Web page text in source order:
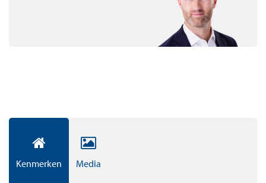
circa 55 m² woonplezier. De verkoopprijzen beginnen
vanaf circa € 325.000,- vrij op naam. Dit is inclusief een
vaste parkeerplaats in de garage. Alle appartementen
XL Apartments & Penthouses
De XL Apartements & Penthouse onderstrepen onze
ambities om uit te blinken in luxe. De riante living, de
Kenmerken Media